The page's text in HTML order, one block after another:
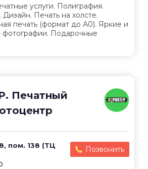
услуги. Полиграфия.
Печать на холсте.
печать (формат до А0). Яркие и
Подарочные
Печатный
пом. 138 (ТЦ
Позвонить